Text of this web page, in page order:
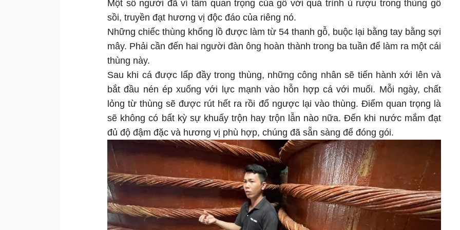
Một số người đã ví tầm quan trọng của gỗ với quá trình ủ rượu trong thùng gỗ
sồi, truyền đạt hương vị độc đáo của riêng nó.
Những chiếc thùng khổng lồ được làm từ 54 thanh gỗ, buộc lại bằng tay bằng sợi
mây. Phải cần đến hai người đàn ông hoàn thành trong ba tuần để làm ra một cái
thùng này.
Sau khi cá được lấp đầy trong thùng, những công nhân sẽ tiến hành xới lên và
bắt đầu nén ép xuống với lực mạnh vào hỗn hợp cá với muối. Mỗi ngày, chất
lỏng từ thùng sẽ được rút hết ra rồi đổ ngược lại vào thùng. Điểm quan trọng là
sẽ không có bất kỳ sự khuấy trộn hay trộn lẫn nào nữa. Đến khi nước mắm đạt
đủ độ đậm đặc và hương vị phù hợp, chúng đã sẵn sàng để đóng gói.